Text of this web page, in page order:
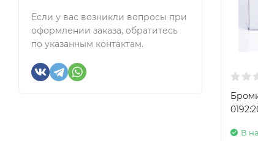
Если у вас возникли вопросы при
оформлении заказа, обратитесь
по указанным контактам.
В